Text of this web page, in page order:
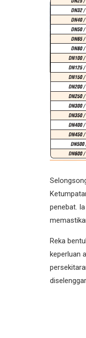
penebat.
Reka
keperluan